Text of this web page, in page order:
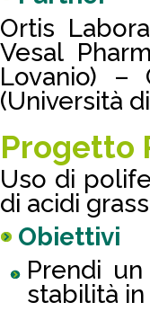
Ortis
Vesal
Lovanio) –
(Università
Progetto
Uso di
di acidi
Obiettivi
Prendi
stabilità